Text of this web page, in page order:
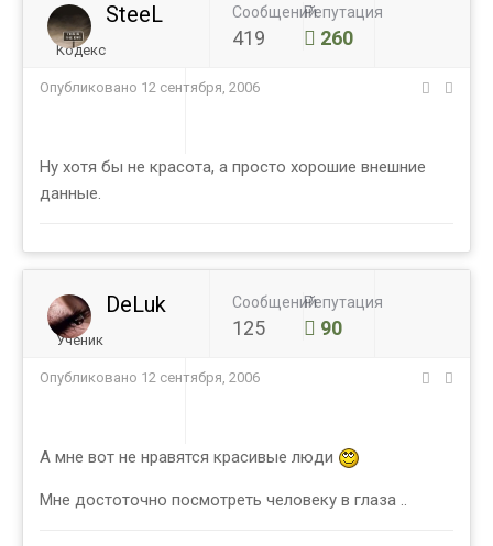
SteeL
Кодекс
Сообщений
419
Репутация
260
Опубликовано 12 сентября, 2006
Ну хотя бы не красота, а просто хорошие внешние
данные.
DeLuk
Ученик
Сообщений
125
Репутация
90
Опубликовано 12 сентября, 2006
А мне вот не нравятся красивые люди
Мне достоточно посмотреть человеку в глаза ..